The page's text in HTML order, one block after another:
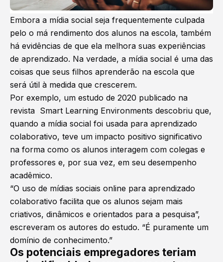
Embora a mídia social seja frequentemente culpada
pelo o má rendimento dos alunos na escola, também
há evidências de que ela melhora suas experiências
de aprendizado. Na verdade, a mídia social é uma das
coisas que seus filhos aprenderão na escola que
será útil à medida que crescerem.
Por exemplo, um estudo de 2020 publicado na
revista Smart Learning Environments descobriu que,
quando a mídia social foi usada para aprendizado
colaborativo, teve um impacto positivo significativo
na forma como os alunos interagem com colegas e
professores e, por sua vez, em seu desempenho
acadêmico.
“O uso de mídias sociais online para aprendizado
colaborativo facilita que os alunos sejam mais
criativos, dinâmicos e orientados para a pesquisa”,
escreveram os autores do estudo. “É puramente um
domínio de conhecimento.”
Os potenciais empregadores teriam